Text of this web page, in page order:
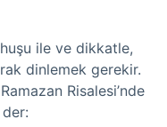
ile ve dikkatle,
dinlemek gerekir.
Risalesi’nde